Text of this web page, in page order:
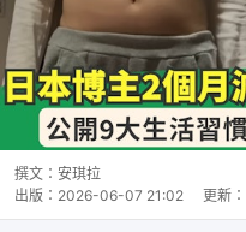
撰文： 安琪拉
出版： 2026-06-07 21:02 更新：